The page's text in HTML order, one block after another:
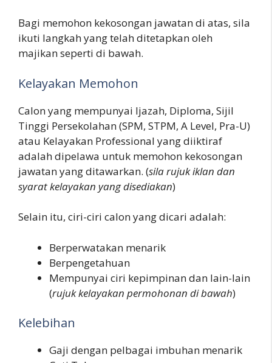
Bagi memohon kekosongan jawatan di atas, sila
ikuti langkah yang telah ditetapkan oleh
majikan seperti di bawah.
Kelayakan Memohon
Calon yang mempunyai Ijazah, Diploma, Sijil
Tinggi Persekolahan (SPM, STPM, A Level, Pra-U)
atau Kelayakan Professional yang diiktiraf
adalah dipelawa untuk memohon kekosongan
jawatan yang ditawarkan. (sila rujuk iklan dan
syarat kelayakan yang disediakan)
Selain itu, ciri-ciri calon yang dicari adalah:
Berperwatakan menarik
Berpengetahuan
Mempunyai ciri kepimpinan dan lain-lain
(rujuk kelayakan permohonan di bawah)
Kelebihan
Gaji dengan pelbagai imbuhan menarik